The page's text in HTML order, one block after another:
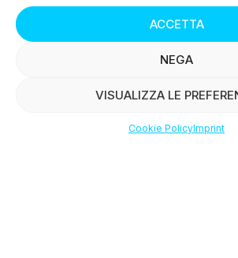
ACCETTA
NEGA
VISUALIZZA LE
Cookie PolicyImprint
> I nostri prodotti
Filters Wishlist